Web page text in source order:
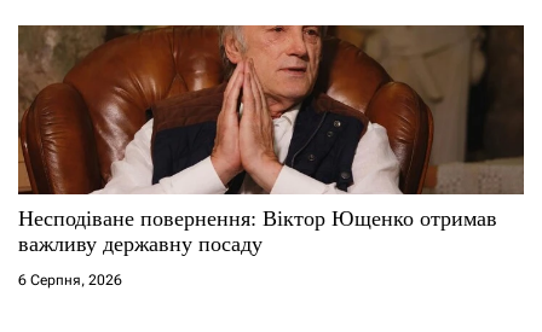
Несподіване повернення: Віктор Ющенко отримав
важливу державну посаду
6 Серпня, 2026